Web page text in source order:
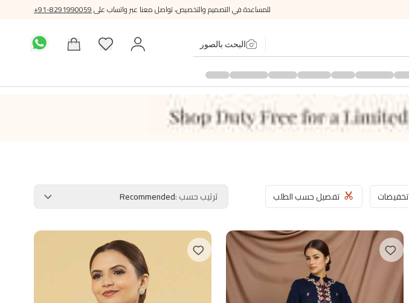
للمساعدة في التصميم والتخصيص، تواصل معنا عبر واتساب على+91-8291990059
البحث بالصور
تخفيضات تفصيل حسب الطلب ترتيب حسب:
Recommended